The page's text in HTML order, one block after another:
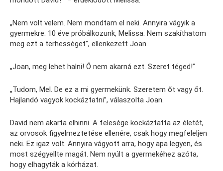
„Nem volt velem. Nem mondtam el neki. Annyira vágyik a
gyermekre. 10 éve próbálkozunk, Melissa. Nem szakíthatom
meg ezt a terhességet”, ellenkezett Joan.
„Joan, meg lehet halni! Ő nem akarná ezt. Szeret téged!”
„Tudom, Mel. De ez a mi gyermekünk. Szeretem őt vagy őt.
Hajlandó vagyok kockáztatni”, válaszolta Joan.
David nem akarta elhinni. A felesége kockáztatta az életét,
az orvosok figyelmeztetése ellenére, csak hogy megfeleljen
neki. Ez igaz volt. Annyira vágyott arra, hogy apa legyen, és
most szégyellte magát. Nem nyúlt a gyermekéhez azóta,
hogy elhagyták a kórházat.